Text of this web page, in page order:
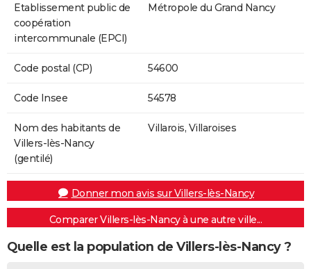
Etablissement public de
coopération
intercommunale (EPCI)
Métropole du Grand Nancy
Code postal (CP) 54600
Code Insee 54578
Nom des habitants de
Villers-lès-Nancy
(gentilé)
Villarois, Villaroises
Donner mon avis sur Villers-lès-Nancy
Comparer Villers-lès-Nancy à une autre ville...
Quelle est la population de Villers-lès-Nancy ?